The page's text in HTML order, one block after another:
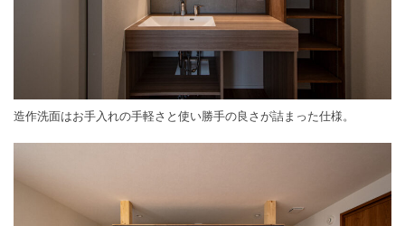
造作洗面はお手入れの手軽さと使い勝手の良さが詰まった仕様。